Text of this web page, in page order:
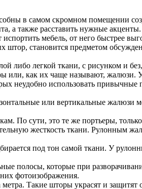
в самом скромном помещении
а также расставить нужные
мебель, от него быстрее
штор, становится предметом
легкой ткани, с рисунком и без,
или, как их чаще называют, жалюзи. У
неудобно использовать
или вертикальные жалюзи
По сути, это те же портьеры,
жесткость ткани. Рулонным
под тон самой ткани. У
полосы, которые при
фотоизображения.
Такие шторы украсят и защитят